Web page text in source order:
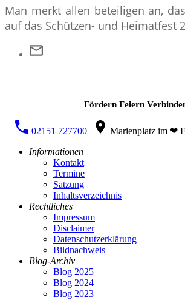
Man merkt allen beteiligen an,
auf das Schützen- und Heimatfest
Fördern Feiern
02151 727700
Marienplatz im ❤
Informationen
Kontakt
Termine
Satzung
Inhaltsverzeichnis
Rechtliches
Impressum
Disclaimer
Datenschutzerklärung
Bildnachweis
Blog-Archiv
Blog 2025
Blog 2024
Blog 2023